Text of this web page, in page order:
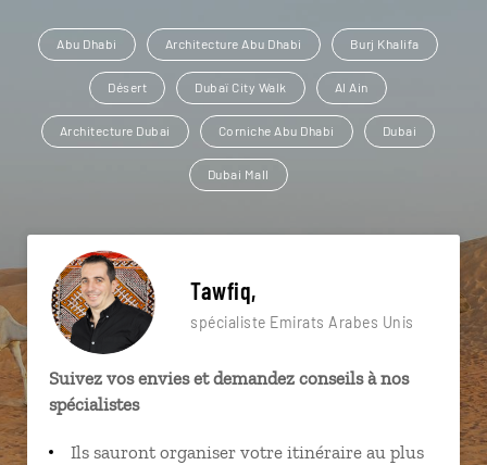
Abu Dhabi Architecture Abu Dhabi Burj Khalifa
Désert Dubaï City Walk Al Ain
Architecture Dubai Corniche Abu Dhabi Dubai
Dubai Mall
Tawfiq,
spécialiste Emirats Arabes Unis
Suivez vos envies et demandez conseils à nos
spécialistes
Ils sauront organiser votre itinéraire au plus